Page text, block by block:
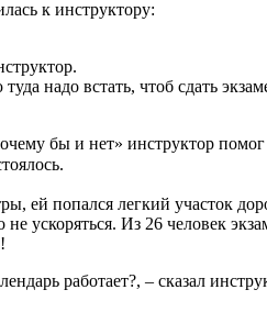
к инструктору:
надо встать, чтоб сдать
бы и нет» инструктор помог
ей попался легкий участок
ускоряться. Из 26 человек
работает?, – сказал